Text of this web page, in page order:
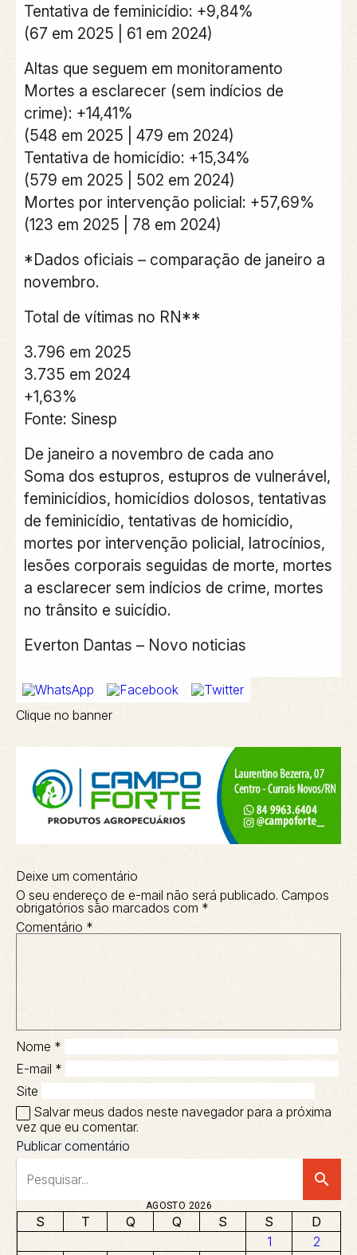
Tentativa de feminicídio: +9,84%
(67 em 2025 | 61 em 2024)
Altas que seguem em monitoramento
Mortes a esclarecer (sem indícios de
crime): +14,41%
(548 em 2025 | 479 em 2024)
Tentativa de homicídio: +15,34%
(579 em 2025 | 502 em 2024)
Mortes por intervenção policial: +57,69%
(123 em 2025 | 78 em 2024)
*Dados oficiais – comparação de janeiro a
novembro.
Total de vítimas no RN**
3.796 em 2025
3.735 em 2024
+1,63%
Fonte: Sinesp
De janeiro a novembro de cada ano
Soma dos estupros, estupros de vulnerável,
feminicídios, homicídios dolosos, tentativas
de feminicídio, tentativas de homicídio,
mortes por intervenção policial, latrocínios,
lesões corporais seguidas de morte, mortes
a esclarecer sem indícios de crime, mortes
no trânsito e suicídio.
Everton Dantas – Novo noticias
Clique no banner
Deixe um comentário
O seu endereço de e-mail não será publicado. Campos
obrigatórios são marcados com *
Comentário *
Nome *
E-mail *
Site
Salvar meus dados neste navegador para a próxima
vez que eu comentar.
search
AGOSTO 2026
S T Q Q S S
D
1
2